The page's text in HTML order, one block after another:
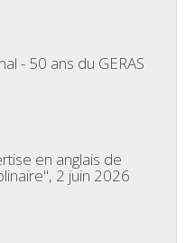
- 50 ans du GERAS
en anglais de
2 juin 2026